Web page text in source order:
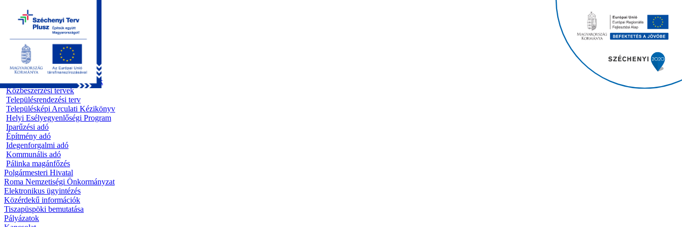
Kezdőoldal
Önkormányzat
Előterjesztések
Testületi ülések
Polgármesteri döntések
Bizottsági ülések
Rendeletek 1995 - 2013
Rendeletek 2014 - 2026
Szabályzatok/Alapító okiratok
Közbeszerzési tervek
Településrendezési terv
Településképi Arculati Kézikönyv
Helyi Esélyegyenlőségi Program
Iparűzési adó
Építmény adó
Idegenforgalmi adó
Kommunális adó
Pálinka magánfőzés
Polgármesteri Hivatal
Roma Nemzetiségi Önkormányzat
Elektronikus ügyintézés
Közérdekű információk
Tiszapüspöki bemutatása
Pályázatok